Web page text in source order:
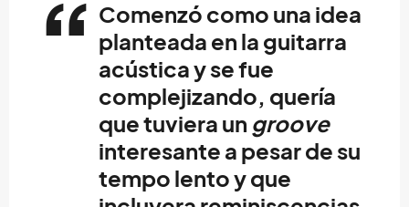
Comenzó como una idea
planteada en la guitarra
acústica y se fue
complejizando, quería
que tuviera un groove
interesante a pesar de su
tempo lento y que